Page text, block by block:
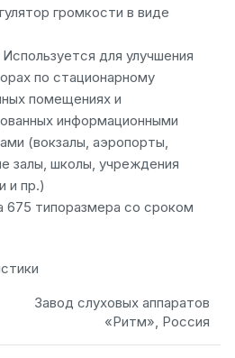
громкости в виде
для улучшения
по стационарному
помещениях и
информационными
(вокзалы, аэропорты,
залы, школы, учреждения
и пр.)
675 типоразмера со сроком
Завод слуховых аппаратов
«Ритм», Россия